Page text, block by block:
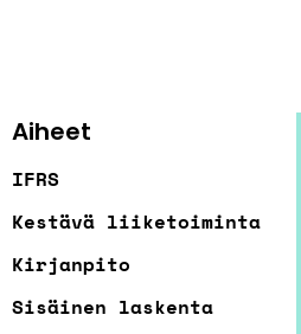
Aiheet
IFRS
Kestävä liiketoiminta
Kirjanpito
Sisäinen laskenta